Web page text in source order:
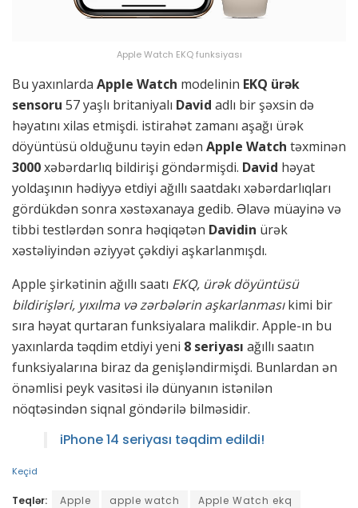
Apple Watch EKQ funksiyası
Bu yaxınlarda Apple Watch modelinin EKQ ürək
sensoru 57 yaşlı britaniyalı David adlı bir şəxsin də
həyatını xilas etmişdi. istirahət zamanı aşağı ürək
döyüntüsü olduğunu təyin edən Apple Watch təxminən
3000xəbərdarlıq bildirişi göndərmişdi. David həyat
yoldaşının hədiyyə etdiyi ağıllı saatdakı xəbərdarlıqları
gördükdən sonra xəstəxanaya gedib. Əlavə müayinə və
tibbi testlərdən sonra həqiqətən Davidin ürək
xəstəliyindən əziyyət çəkdiyi aşkarlanmışdı.
Apple şirkətinin ağıllı saatı EKQ, ürək döyüntüsü
bildirişləri, yıxılma və zərbələrin aşkarlanmasıkimi bir
sıra həyat qurtaran funksiyalara malikdir. Apple-ın bu
yaxınlarda təqdim etdiyi yeni 8 seriyası ağıllı saatın
funksiyalarına biraz da genişləndirmişdi. Bunlardan ən
önəmlisi peyk vasitəsi ilə dünyanın istənilən
nöqtəsindən siqnal göndərilə bilməsidir.
iPhone 14 seriyası təqdim edildi!
Keçid
Teqlər: Apple apple watch
Apple Watch ekq